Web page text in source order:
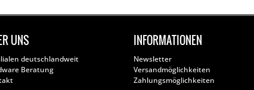
UNS
deutschlandweit
Beratung
INFORMATIONEN
Newsletter
Versandmöglichkeiten
Zahlungsmöglichkeiten